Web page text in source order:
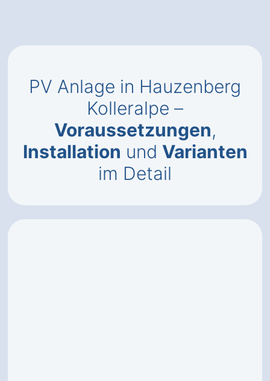
PV Anlage in Hauzenberg
Kolleralpe –
Voraussetzungen,
Installation und Varianten
im Detail